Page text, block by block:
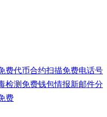
费代币合约扫描免费电话号
检测 免费钱包情报新邮件分
费